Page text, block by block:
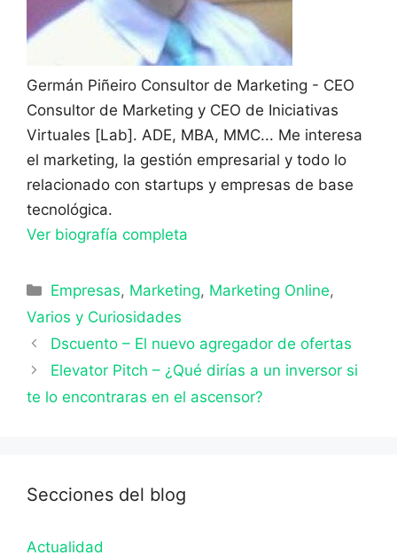
Germán Piñeiro Consultor de Marketing - CEO
Consultor de Marketing y CEO de Iniciativas
Virtuales [Lab]. ADE, MBA, MMC... Me interesa
el marketing, la gestión empresarial y todo lo
relacionado con startups y empresas de base
tecnológica.
Ver biografía completa
Categorías
Empresas, Marketing, Marketing Online,
Varios y Curiosidades
Dscuento – El nuevo agregador de ofertas
Elevator Pitch – ¿Qué dirías a un inversor si
te lo encontraras en el ascensor?
Secciones del blog
Actualidad